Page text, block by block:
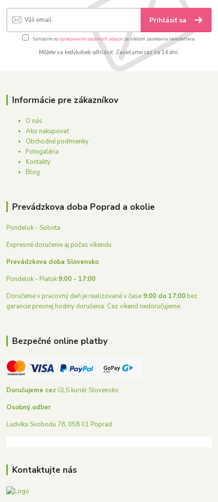
Prihlásiť sa
Súhlasím sospracovaním osobných údajov za účelom zasielania newslettera.
Môžete sa kedykoľvek odhlásiť. Zasielame raz za 14 dní.
Informácie pre zákazníkov
O nás
Ako nakupovať
Obchodné podmienky
Fotogaléria
Kontakty
Blog
Prevádzkova doba Poprad a okolie
Pondelok - Sobota
Expresné doručenie aj počas víkendu.
Prevádzkova doba Slovensko
Pondelok - Piatok9:00 - 17:00
Doručenie v pracovný deň je realizované v čase 9:00 do 17:00bez
garancie presnej hodiny doručenia. Cez víkend nedoručujeme.
Bezpečné online platby
Doručujeme cez GLS kuriér Slovensko
Osobný odber
Ludvíka Svobodu 78, 058 01 Poprad
Kontaktujte nás